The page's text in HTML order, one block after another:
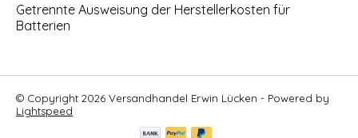
Getrennte Ausweisung der Herstellerkosten für
Batterien
© Copyright 2026 Versandhandel Erwin Lücken - Powered by
Lightspeed